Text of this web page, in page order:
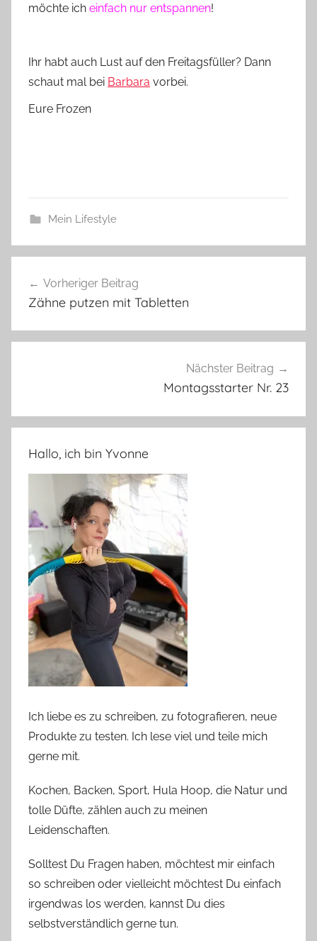
möchte ich einfach nur entspannen!
Ihr habt auch Lust auf den Freitagsfüller? Dann
schaut mal bei Barbara vorbei.
Eure Frozen
Mein Lifestyle
Vorheriger Beitrag
Zähne putzen mit Tabletten
Nächster Beitrag
Montagsstarter Nr. 23
Hallo, ich bin Yvonne
Ich liebe es zu schreiben, zu fotografieren, neue
Produkte zu testen. Ich lese viel und teile mich
gerne mit.
Kochen, Backen, Sport, Hula Hoop, die Natur und
tolle Düfte, zählen auch zu meinen
Leidenschaften.
Solltest Du Fragen haben, möchtest mir einfach
so schreiben oder vielleicht möchtest Du einfach
irgendwas los werden, kannst Du dies
selbstverständlich gerne tun.